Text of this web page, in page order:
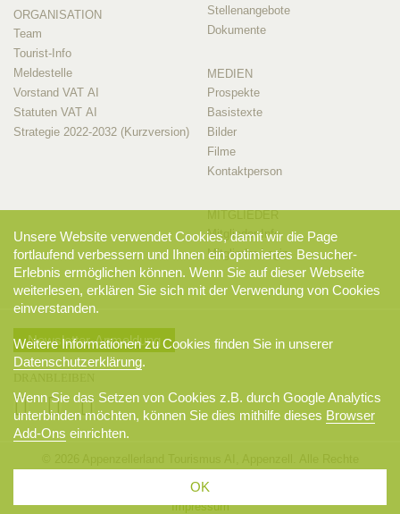
ORGANISATION
Team
Tourist-Info
Meldestelle
Vorstand VAT AI
Statuten VAT AI
Strategie 2022-2032 (Kurzversion)
Stellenangebote
Dokumente
MEDIEN
Prospekte
Basistexte
Bilder
Filme
Kontaktperson
Mitglieder-Info
Mitglieder-Login
Newsletter-Anmeldung
Datenschutzerklärung
Impressum
Unsere Website verwendet Cookies, damit wir die Page
fortlaufend verbessern und Ihnen ein optimiertes Besucher-
Erlebnis ermöglichen können. Wenn Sie auf dieser Webseite
weiterlesen, erklären Sie sich mit der Verwendung von Cookies
einverstanden.
Weitere Informationen zu Cookies finden Sie in unserer
Datenschutzerklärung.
Wenn Sie das Setzen von Cookies z.B. durch Google Analytics
unterbinden möchten, können Sie dies mithilfe dieses Browser
Add-Ons einrichten.
OK